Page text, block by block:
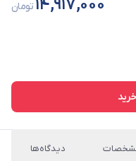
14,917,000تومان
دیدگاه‌ها